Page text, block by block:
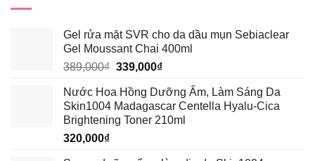
Gel rửa mặt SVR cho da dầu mụn Sebiaclear
Gel Moussant Chai 400ml
389,000₫ Giá
là:
389,000₫.
339,000₫Giá
tại
là:
339,000₫.
Nước Hoa Hồng Dưỡng Ẩm, Làm Sáng Da
Skin1004 Madagascar Centella Hyalu-Cica
Brightening Toner 210ml
320,000₫